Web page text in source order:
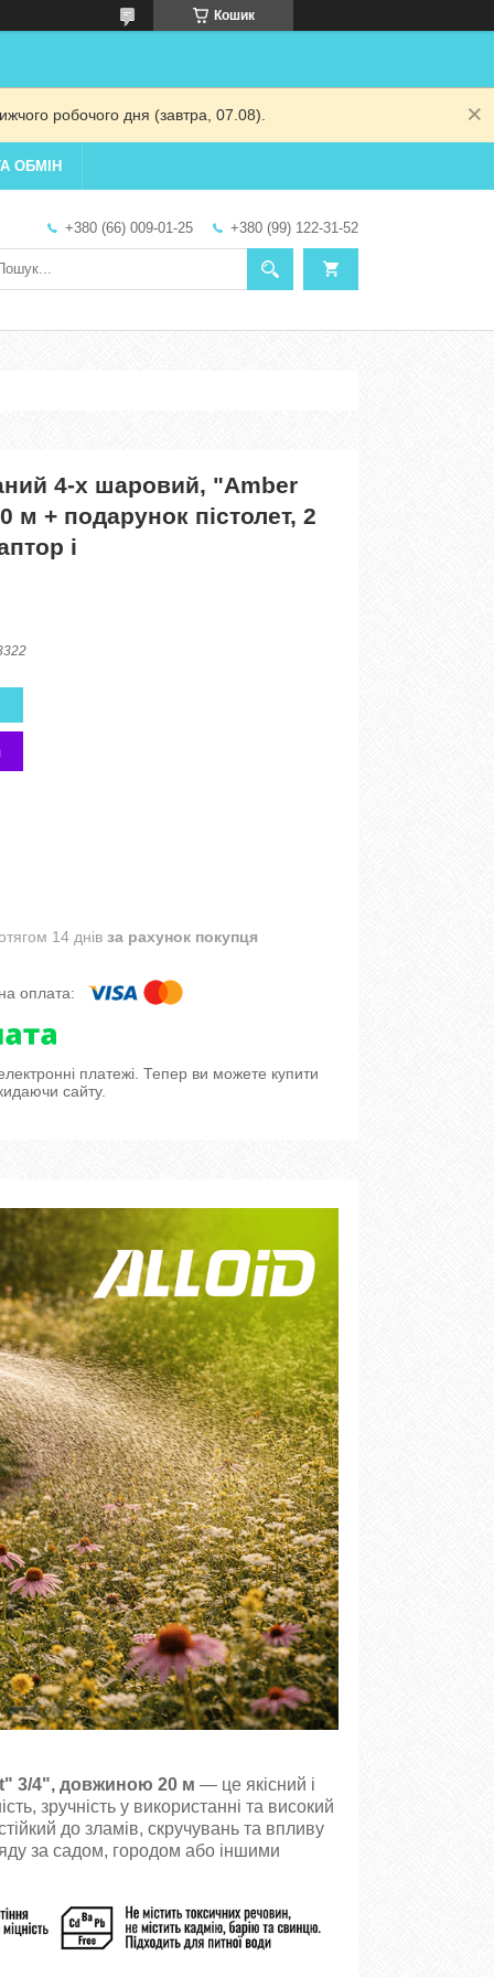
Кошик
робочого дня (завтра, 07.08).
ОБМІН
+380 (66) 009-01-25 +380 (99) 122-31-52
4-х шаровий, "Amber
м + подарунок пістолет, 2
і
14 днів за рахунок покупця
платежі. Тепер ви можете купити
сайту.
3/4"​, довжиною 20 м — це якісний і
зручність у використанні та високий
до зламів, скручувань та впливу
за садом, городом або іншими